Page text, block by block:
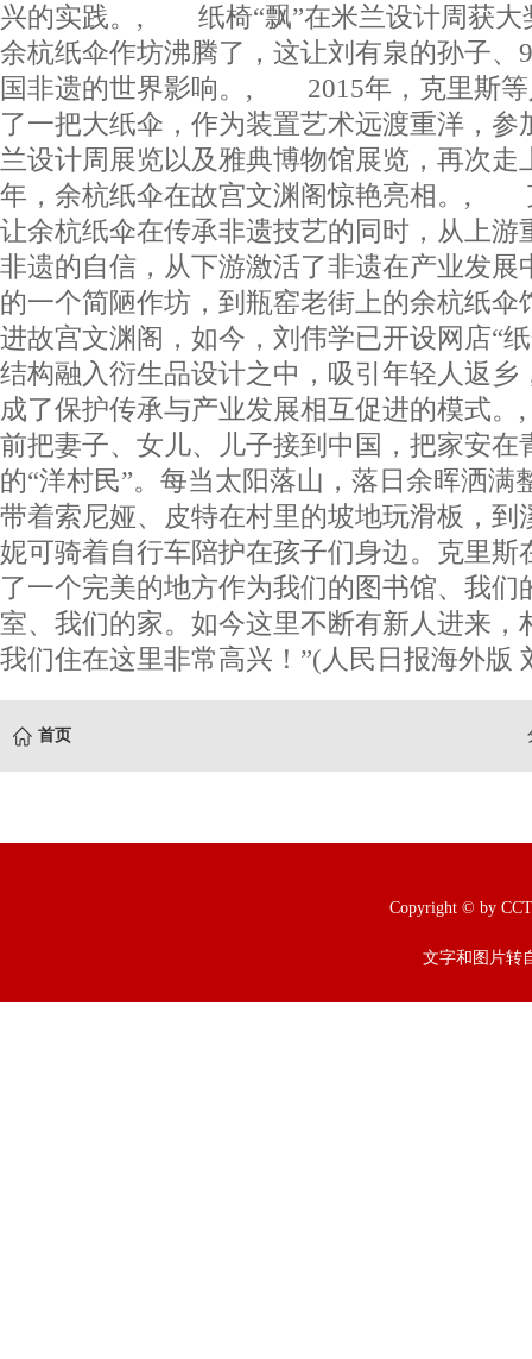
兴的实践。, 纸椅“飘”在米兰设计周获大
余杭纸伞作坊沸腾了，这让刘有泉的孙子、
国非遗的世界影响。, 2015年，克里斯等
了一把大纸伞，作为装置艺术远渡重洋，参
兰设计周展览以及雅典博物馆展览，再次走
年，余杭纸伞在故宫文渊阁惊艳亮相。,
让余杭纸伞在传承非遗技艺的同时，从上游
非遗的自信，从下游激活了非遗在产业发展
的一个简陋作坊，到瓶窑老街上的余杭纸伞
进故宫文渊阁，如今，刘伟学已开设网店“
结构融入衍生品设计之中，吸引年轻人返乡
成了保护传承与产业发展相互促进的模
前把妻子、女儿、儿子接到中国，把家安在
的“洋村民”。每当太阳落山，落日余晖洒满
带着索尼娅、皮特在村里的坡地玩滑板，到
妮可骑着自行车陪护在孩子们身边。克里斯
了一个完美的地方作为我们的图书馆、我们
室、我们的家。如今这里不断有新人进来，
我们住在这里非常高兴！”(人民日报海外版
首页
Copyright © by
文字和图片转